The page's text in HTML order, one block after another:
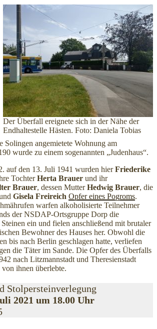
Der Überfall ereignete sich in der Nähe der
Endhaltestelle Hästen. Foto: Daniela Tobias
Solingen angemietete Wohnung am
wurde zu einem sogenannten „Judenhaus“.
auf den 13. Juli 1941 wurden hierFriederike
TochterHerta Brauer und ihr
Brauer, dessen MutterHedwig Brauer, die
Gisela Freireich Opfer eines Pogroms.
warfen alkoholisierte Teilnehmer
der NSDAP-Ortsgruppe Dorp die
ein und fielen anschließend mit brutaler
Bewohner des Hauses her. Obwohl die
bis nach Berlin geschlagen hatte, verliefen
die Täter im Sande. Die Opfer des Überfalls
nach Litzmannstadt und Theresienstadt
ihnen überlebte.
Stolpersteinverlegung
2021 um 18.00 Uhr